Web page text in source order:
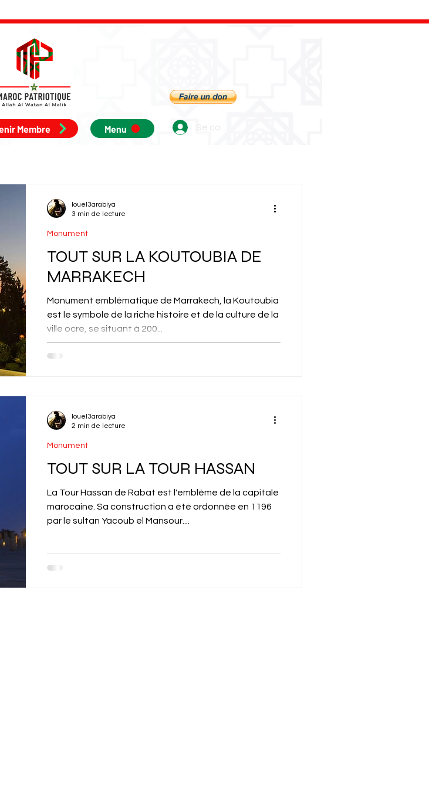
Se connecter
Membre Menu
TOUT SUR LA KOUTOUBIA DE
MARRAKECH
Monument emblématique de Marrakech, la Koutoubia
est le symbole de la riche histoire et de la culture de la
ville ocre, se situant à 200...
Monument
louel3arabiya
3 min de lecture
TOUT SUR LA TOUR HASSAN
La Tour Hassan de Rabat est l'emblème de la capitale
marocaine. Sa construction a été ordonnée en 1196
par le sultan Yacoub el Mansour....
Monument
louel3arabiya
2 min de lecture